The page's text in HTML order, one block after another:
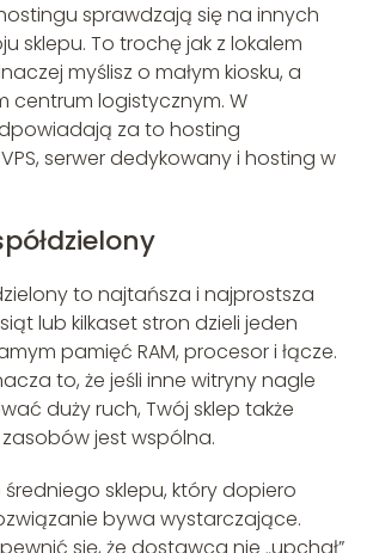
sprawdzają się na innych
sklepu. To trochę jak z lokalem
myślisz o małym kiosku, a
centrum logistycznym. W
za to hosting
serwer dedykowany i hosting w
to najtańsza i najprostsza
lub kilkaset stron dzieli jeden
pamięć RAM, procesor i łącze.
to, że jeśli inne witryny nagle
duży ruch, Twój sklep także
jest wspólna.
średniego sklepu, który dopiero
bywa wystarczające.